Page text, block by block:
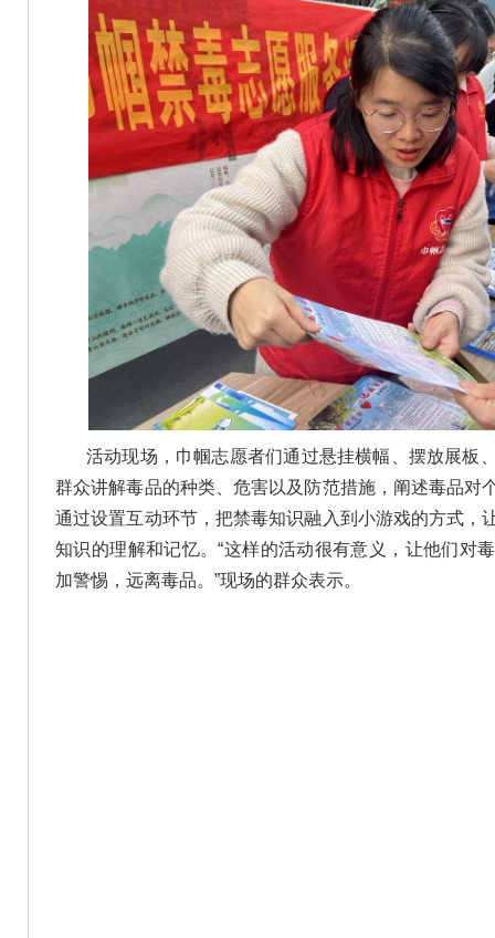
活动现场，巾帼志愿者们通过悬挂横幅、摆放展板
群众讲解毒品的种类、危害以及防范措施，阐述毒品对
通过设置互动环节，把禁毒知识融入到小游戏的方式，
知识的理解和记忆。“这样的活动很有意义，让他们对
加警惕，远离毒品。”现场的群众表示。